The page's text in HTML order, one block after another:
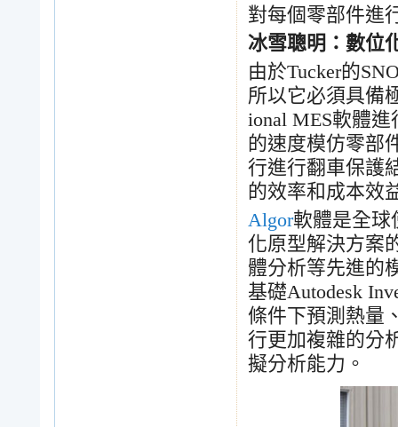
對每個零部件進
冰雪聰明：數位
由於Tucker的
所以它必須具備
ional MES軟體進
的速度模仿零部
行進行翻車保護
的效率和成本效
Algor軟體是全球
化原型解決方案
體分析等先進的
基礎Autodesk
條件下預測熱量
行更加複雜的分
擬分析能力。